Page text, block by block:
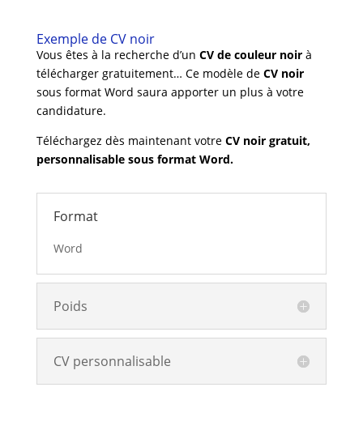
Exemple de CV noir
Vous êtes à la recherche d’un CV de couleur noirà
télécharger gratuitement… Ce modèle de CV noir
sous format Word saura apporter un plus à votre
candidature.
Téléchargez dès maintenant votre CV noir gratuit,
personnalisable sous format Word.
Format
Word
Poids
CV personnalisable